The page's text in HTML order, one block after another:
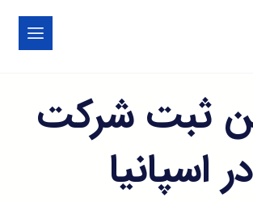
ثبت شرکت
در اسپانیا